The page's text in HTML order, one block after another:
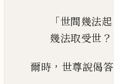
「世間幾法起
幾法取受世 ？
爾時 ， 世尊說偈